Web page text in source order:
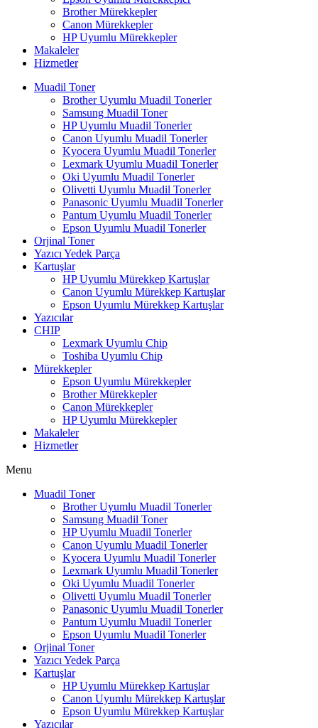
Brother Mürekkepler
Canon Mürekkepler
HP Uyumlu Mürekkepler
Makaleler
Hizmetler
Muadil Toner
Brother Uyumlu Muadil Tonerler
Samsung Muadil Toner
HP Uyumlu Muadil Tonerler
Canon Uyumlu Muadil Tonerler
Kyocera Uyumlu Muadil Tonerler
Lexmark Uyumlu Muadil Tonerler
Oki Uyumlu Muadil Tonerler
Olivetti Uyumlu Muadil Tonerler
Panasonic Uyumlu Muadil Tonerler
Pantum Uyumlu Muadil Tonerler
Epson Uyumlu Muadil Tonerler
Orjinal Toner
Yazıcı Yedek Parça
Kartuşlar
HP Uyumlu Mürekkep Kartuşlar
Canon Uyumlu Mürekkep Kartuşlar
Epson Uyumlu Mürekkep Kartuşlar
Yazıcılar
CHIP
Lexmark Uyumlu Chip
Toshiba Uyumlu Chip
Mürekkepler
Epson Uyumlu Mürekkepler
Brother Mürekkepler
Canon Mürekkepler
HP Uyumlu Mürekkepler
Makaleler
Hizmetler
Menu
Muadil Toner
Brother Uyumlu Muadil Tonerler
Samsung Muadil Toner
HP Uyumlu Muadil Tonerler
Canon Uyumlu Muadil Tonerler
Kyocera Uyumlu Muadil Tonerler
Lexmark Uyumlu Muadil Tonerler
Oki Uyumlu Muadil Tonerler
Olivetti Uyumlu Muadil Tonerler
Panasonic Uyumlu Muadil Tonerler
Pantum Uyumlu Muadil Tonerler
Epson Uyumlu Muadil Tonerler
Orjinal Toner
Yazıcı Yedek Parça
Kartuşlar
HP Uyumlu Mürekkep Kartuşlar
Canon Uyumlu Mürekkep Kartuşlar
Epson Uyumlu Mürekkep Kartuşlar
Yazıcılar